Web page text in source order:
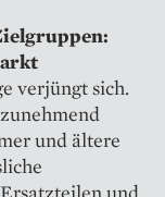
verjüngt sich.
und ältere